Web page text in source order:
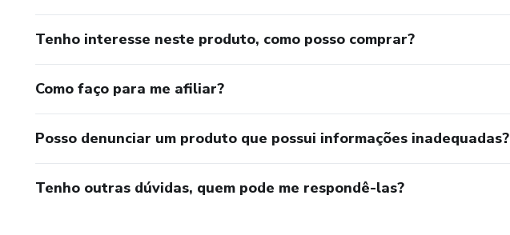
Tenho interesse neste produto, como posso comprar?
Como faço para me afiliar?
Posso denunciar um produto que possui informações inadequadas?
Tenho outras dúvidas, quem pode me respondê-las?